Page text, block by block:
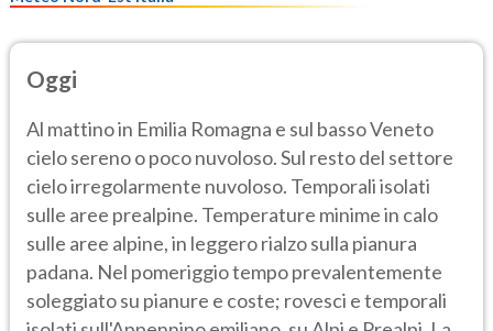
Oggi
Al mattino in Emilia Romagna e sul basso Veneto
cielo sereno o poco nuvoloso. Sul resto del settore
cielo irregolarmente nuvoloso. Temporali isolati
sulle aree prealpine. Temperature minime in calo
sulle aree alpine, in leggero rialzo sulla pianura
padana. Nel pomeriggio tempo prevalentemente
soleggiato su pianure e coste; rovesci e temporali